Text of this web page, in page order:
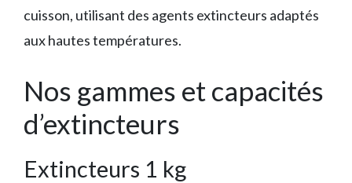
cuisson, utilisant des agents extincteurs adaptés
aux hautes températures.
Nos gammes et capacités
d’extincteurs
Extincteurs 1 kg